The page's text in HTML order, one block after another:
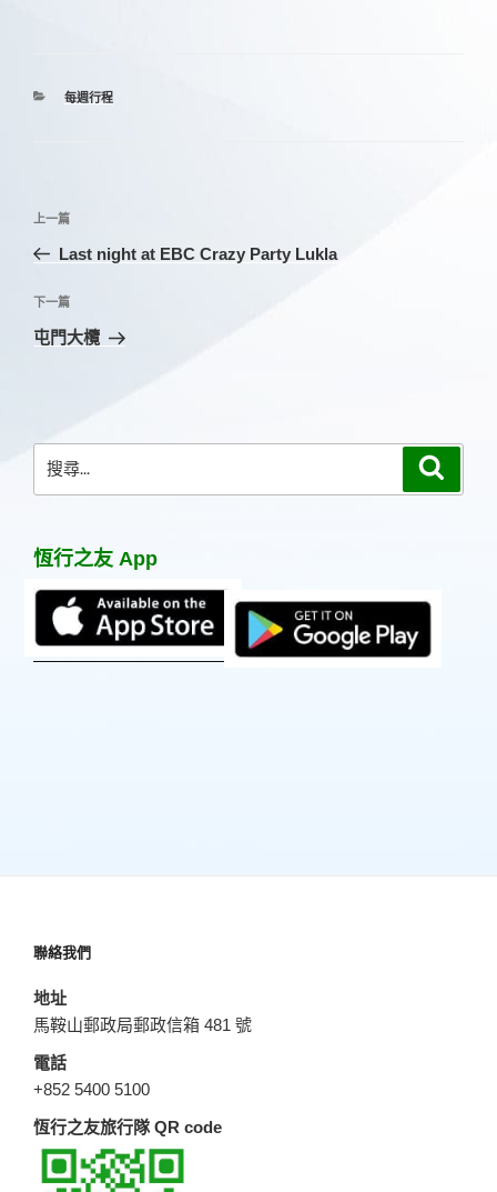
分
每週行程
文
導
覽
上
一
文
章
上一篇
Last night at EBC Crazy Party Lukla
下
一
下一篇
屯門大欖
尋
字:
恆行之友 App
聯絡我們
地址
馬鞍山郵政局郵政信箱 481 號
電話
+852 5400 5100
恆行之友旅行隊 QR code